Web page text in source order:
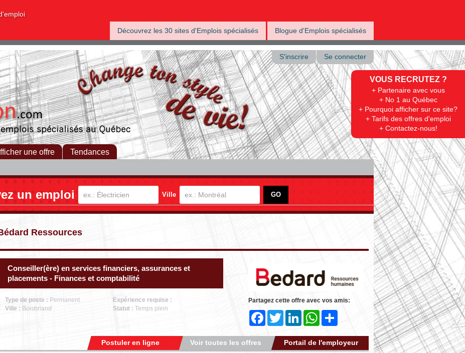
Découvrez les 30 sites d'Emplois spécialisés Blogue d'Emplois spécialisés
VOUS RECRUTEZ ?
+ Partenaire avec vous
+ No 1 au Québec
+ Pourquoi afficher sur ce site?
+ Tarifs des offres d'emploi
+ Contactez-nous!
S'inscrire Se connecter
une offre Tendances
un emploi Ville
Ressources
Conseiller(ère) en services financiers, assurances et
placements - Finances et comptabilité
Type de poste : Permanent
Ville : Boisbriand
Expérience requise :
Statut : Temps plein
Partagez cette offre avec vos amis:
FacebookTwitter LinkedInWhatsApp
Portail de l'employeur
Voir toutes les offres
Postuler en ligne